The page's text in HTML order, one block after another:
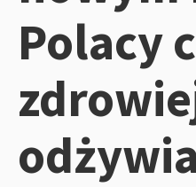
Polacy